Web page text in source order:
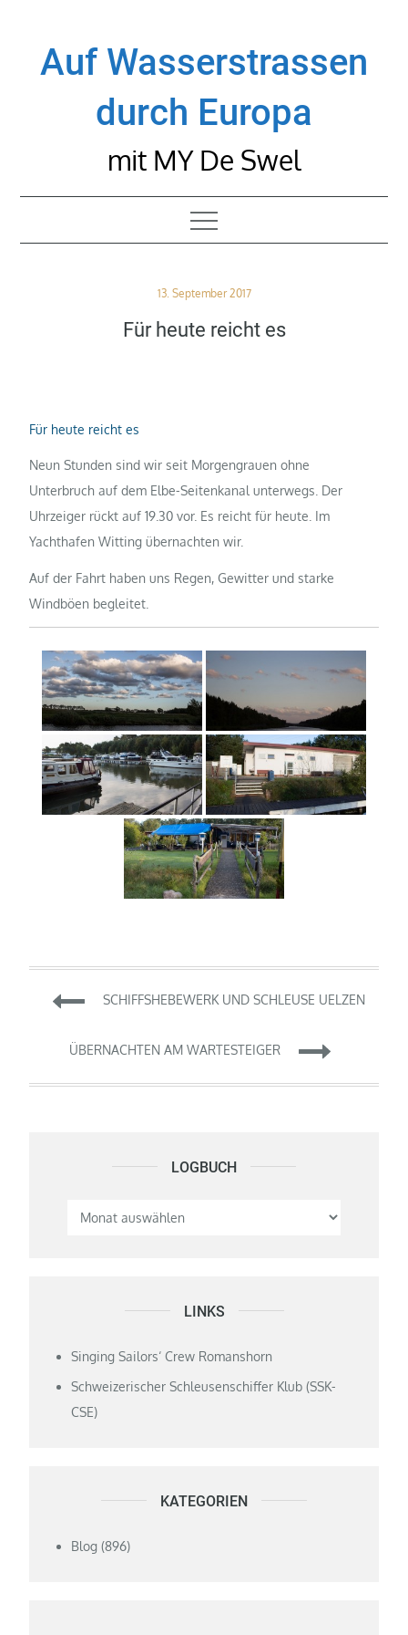
contentAuf Wasserstrassen
durch Europa
mit MY De Swel
Posted
13. September 2017
Für heute reicht es
Für heute reicht es
Neun Stunden sind wir seit Morgengrauen ohne
Unterbruch auf dem Elbe-Seitenkanal unterwegs. Der
Uhrzeiger rückt auf 19.30 vor. Es reicht für heute. Im
Yachthafen Witting übernachten wir.
Auf der Fahrt haben uns Regen, Gewitter und starke
Windböen begleitet.
Beitragsnavigation
SCHIFFSHEBEWERK UND SCHLEUSE UELZEN
ÜBERNACHTEN AM WARTESTEIGER
LOGBUCH Logbuch
LINKS
Singing Sailors‘ Crew Romanshorn
Schweizerischer Schleusenschiffer Klub (SSK-
CSE)
KATEGORIEN
Blog (896)